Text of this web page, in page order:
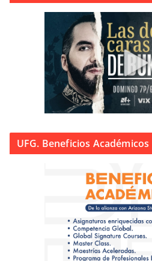
UFG. Beneficios Académicos